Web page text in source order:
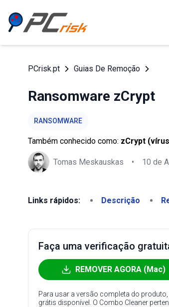
PCrisk.pt Guias De Remoção
Ransomware zCrypt
RANSOMWARE
Também conhecido como: zCrypt
Tomas Meskauskas • 10 de
Links rápidos: Descrição
Faça uma verificação
REMOVER AGORA (Mac)
Para usar a versão completa do
grátis disponível. O Combo Cleaner